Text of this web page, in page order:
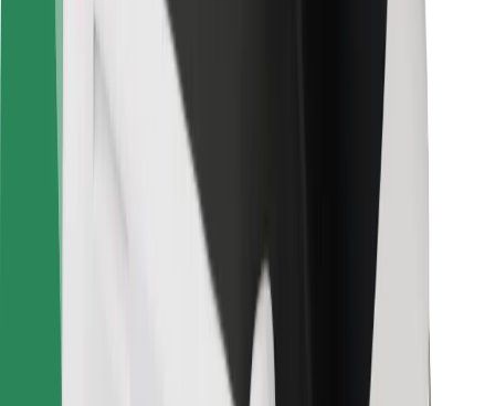
მძღოლებისთვის
კურიერებისთვის
ავტოპარკის მფლობელებისთვის
რესტორნებისთვის
Bolt for Business
მომწოდებლები
წესები და პირობები